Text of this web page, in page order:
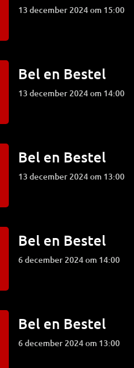
13 december 2024 om 15:00
Bel en Bestel
13 december 2024 om 14:00
Bel en Bestel
13 december 2024 om 13:00
Bel en Bestel
6 december 2024 om 14:00
Bel en Bestel
6 december 2024 om 13:00